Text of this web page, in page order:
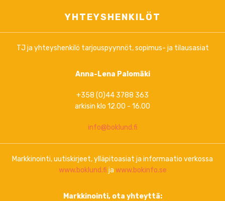
YHTEYSHENKILÖT
TJ ja yhteyshenkilö tarjouspyynnöt, sopimus- ja tilausasiat
Anna-Lena Palomäki
+358 (0)44 3788 363
arkisin klo 12.00 - 16.00
info@boklund.fi
Markkinointi, uutiskirjeet, ylläpitoasiat ja informaatio verkossa
www.boklund.fi ja www.bokinfo.se
Markkinointi, ota yhteyttä: